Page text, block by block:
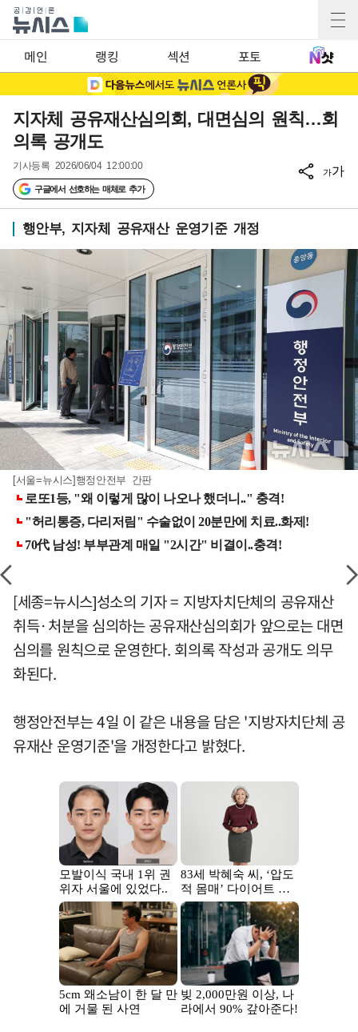
메인 랭킹 섹션 포토
지자체 공유재산심의회, 대면심의 원칙…회
의록 공개도
기사등록 2026/06/04 12:00:00
구글에서 선호하는 매체로 추가
가가
행안부, 지자체 공유재산 운영기준 개정
[서울=뉴시스]행정안전부 간판
[세종=뉴시스]성소의 기자 = 지방자치단체의 공유재산
취득·처분을 심의하는 공유재산심의회가 앞으로는 대면
심의를 원칙으로 운영한다. 회의록 작성과 공개도 의무
화된다.
행정안전부는 4일 이 같은 내용을 담은 '지방자치단체 공
유재산 운영기준'을 개정한다고 밝혔다.